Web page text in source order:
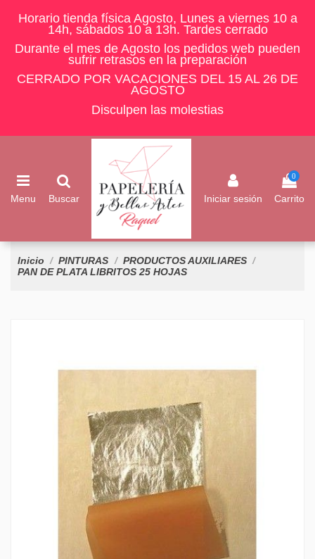
Horario tienda física Agosto, Lunes a viernes 10 a
14h, sábados 10 a 13h. Tardes cerrado
Durante el mes de Agosto los pedidos web pueden
sufrir retrasos en la preparación
CERRADO POR VACACIONES DEL 15 AL 26 DE
AGOSTO
Disculpen las molestias
Menu Buscar Iniciar sesión
0
Carrito
Inicio PINTURAS
PRODUCTOS AUXILIARES
PAN DE PLATA LIBRITOS 25 HOJAS